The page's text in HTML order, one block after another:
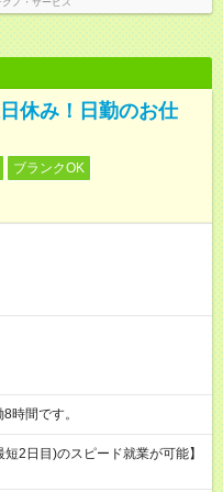
ノ・サービス
休み！日勤のお仕
ブランクOK
働8時間です。
2日目)のスピード就業が可能】